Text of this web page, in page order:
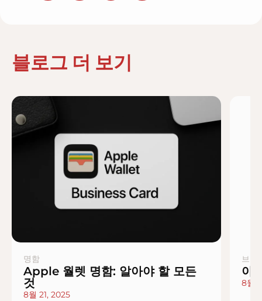
블로그 더 보기
명함
Apple 월렛 명함: 알아야 할 모든
것
8월 21, 2025
브랜
아
8월